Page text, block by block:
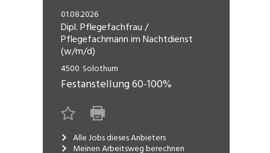
Lehrstelle
Engineering, Technik, Architektur
Gastronomie, Hotellerie,
Tourismus, Lebensmittel
Informatik, Telekommunikation
Marketing, Kommunikation,
Medien, Druck
01.08.2026
Dipl. Pflegefachfrau /
Pflegefachmann im Nachtdienst
(w/m/d)
4500 Solothurn
Festanstellung60-100%
Alle Jobs dieses Anbieters
Meinen Arbeitsweg berechnen